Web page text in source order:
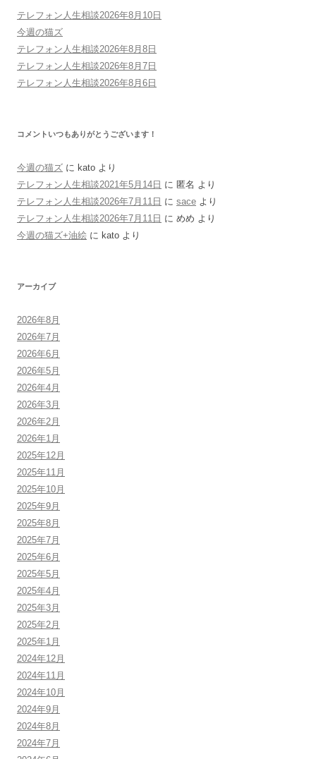
テレフォン人生相談2026年8月10日
今週の猫ズ
テレフォン人生相談2026年8月8日
テレフォン人生相談2026年8月7日
テレフォン人生相談2026年8月6日
コメントいつもありがとうございます！
今週の猫ズ に kato より
テレフォン人生相談2021年5月14日 に 匿名 より
テレフォン人生相談2026年7月11日 に sace より
テレフォン人生相談2026年7月11日 に めめ より
今週の猫ズ+油絵 に kato より
アーカイブ
2026年8月
2026年7月
2026年6月
2026年5月
2026年4月
2026年3月
2026年2月
2026年1月
2025年12月
2025年11月
2025年10月
2025年9月
2025年8月
2025年7月
2025年6月
2025年5月
2025年4月
2025年3月
2025年2月
2025年1月
2024年12月
2024年11月
2024年10月
2024年9月
2024年8月
2024年7月